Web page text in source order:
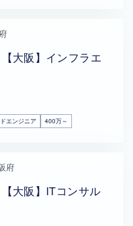
大阪】インフラエ
エンジニア 400万～
府
大阪】ITコンサル